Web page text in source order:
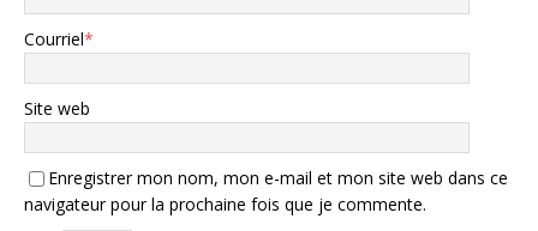
Courriel*
Site web
Enregistrer mon nom, mon e-mail et mon site web dans ce
navigateur pour la prochaine fois que je commente.